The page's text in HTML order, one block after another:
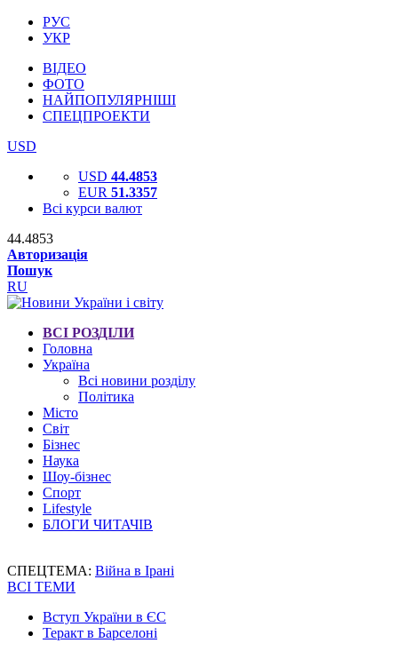
РУС
УКР
ВІДЕО
ФОТО
НАЙПОПУЛЯРНІШІ
СПЕЦПРОЕКТИ
USD
USD 44.4853
EUR 51.3357
Всі курси валют
44.4853
Авторизація
Пошук
RU
ВСІ РОЗДІЛИ
Головна
Україна
Всі новини розділу
Політика
Місто
Світ
Бізнес
Наука
Шоу-бізнес
Спорт
Lifestyle
БЛОГИ ЧИТАЧІВ
СПЕЦТЕМА: Війна в Ірані
ВСІ ТЕМИ
Вступ України в ЄС
Теракт в Барселоні